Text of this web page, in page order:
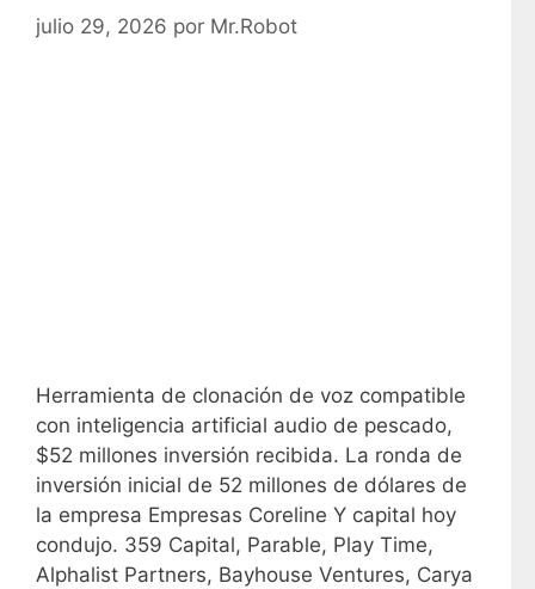
julio 29, 2026 por Mr.Robot
Herramienta de clonación de voz compatible
con inteligencia artificial audio de pescado,
$52 millones inversión recibida. La ronda de
inversión inicial de 52 millones de dólares de
la empresa Empresas Coreline Y capital hoy
condujo. 359 Capital, Parable, Play Time,
Alphalist Partners, Bayhouse Ventures, Carya